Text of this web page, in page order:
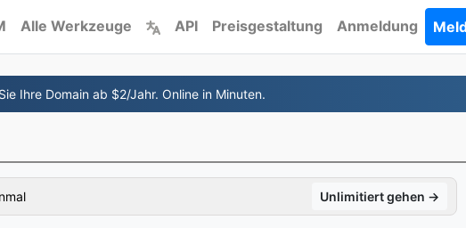
Alle Werkzeuge API Preisgestaltung Anmeldung
Ihre Domain ab $2/Jahr. Online in Minuten.
Unlimitiert gehen →